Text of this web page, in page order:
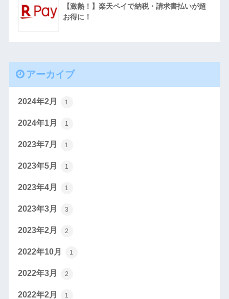
【激熱！】楽天ペイで納税・請求書払いが超
お得に！
アーカイブ
2024年2月 1
2024年1月 1
2023年7月 1
2023年5月 1
2023年4月 1
2023年3月 3
2023年2月 2
2022年10月 1
2022年3月 2
2022年2月 1